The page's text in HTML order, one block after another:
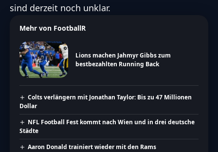
sind derzeit noch unklar.
Mehr von FootballR
Lions machen Jahmyr Gibbs zum
bestbezahlten Running Back
Colts verlängern mit Jonathan Taylor: Bis zu 47 Millionen
Dollar
NFL Football Fest kommt nach Wien und in drei deutsche
Städte
Aaron Donald trainiert wieder mit den Rams